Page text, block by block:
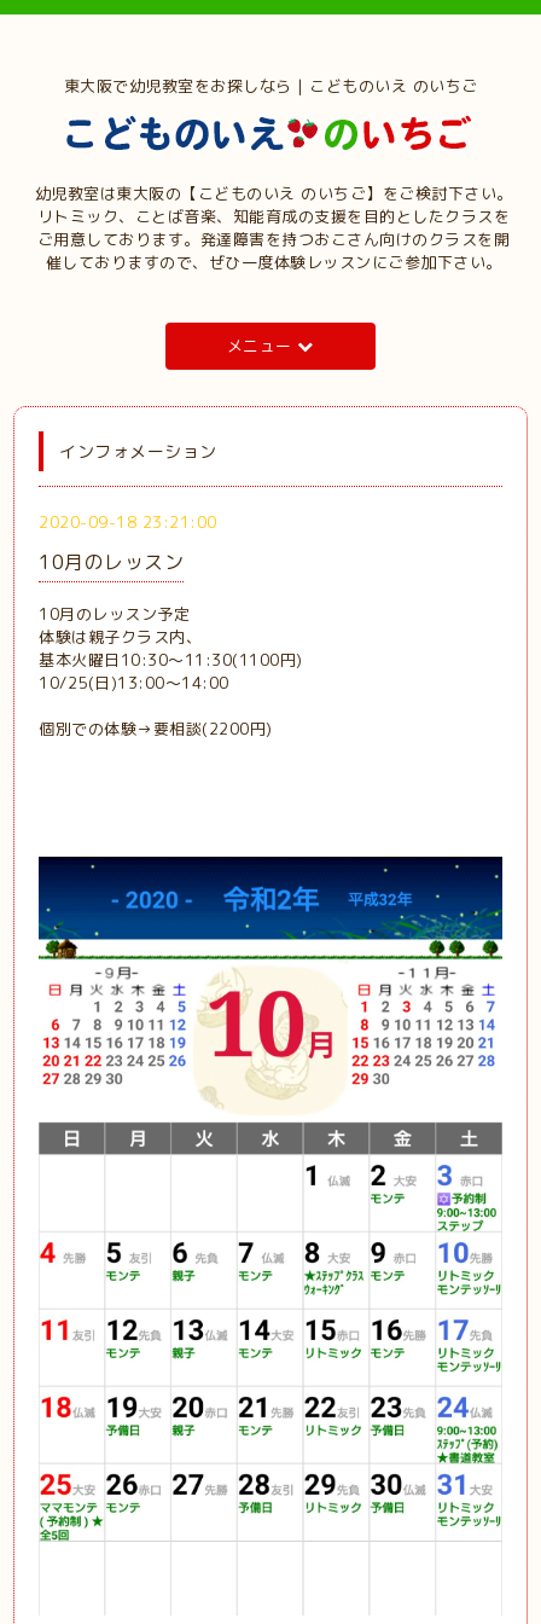
東大阪で幼児教室をお探しなら | こどものいえ のいちご
幼児教室は東大阪の【こどものいえ のいちご】をご検討下さい。
リトミック、ことば音楽、知能育成の支援を目的としたクラスを
ご用意しております。発達障害を持つおこさん向けのクラスを開
催しておりますので、ぜひ一度体験レッスンにご参加下さい。
メニュー
インフォメーション
2020-09-18 23:21:00
10月のレッスン
10月のレッスン予定
体験は親子クラス内、
基本火曜日10:30～11:30(1100円)
10/25(日)13:00～14:00
個別での体験→要相談(2200円)